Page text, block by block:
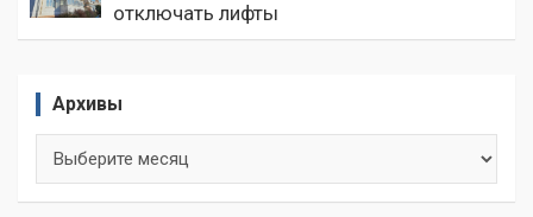
отключать лифты
Архивы